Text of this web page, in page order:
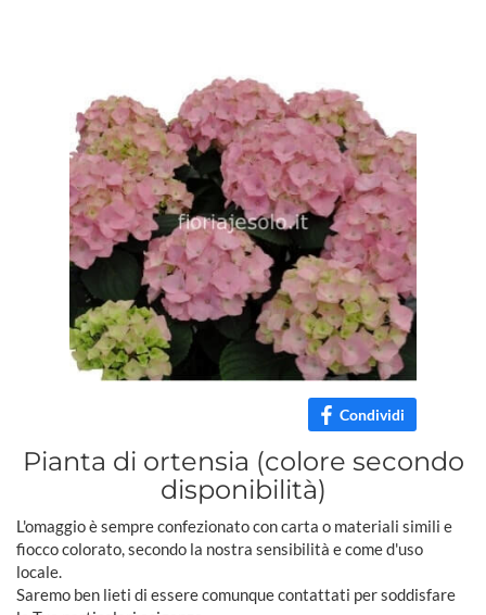
Condividi
Pianta di ortensia (colore secondo
disponibilità)
L'omaggio è sempre confezionato con carta o materiali simili e
fiocco colorato, secondo la nostra sensibilità e come d'uso
locale.
Saremo ben lieti di essere comunque contattati per soddisfare